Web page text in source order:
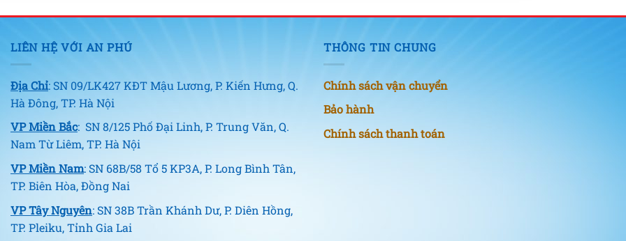
LIÊN HỆ VỚI AN PHÚ
Địa Chỉ: SN 09/LK427 KĐT Mậu Lương, P. Kiến Hưng, Q.
Hà Đông, TP. Hà Nội
VP Miền Bắc: SN 8/125 Phố Đại Linh, P. Trung Văn, Q.
Nam Từ Liêm, TP. Hà Nội
VP Miền Nam: SN 68B/58 Tổ 5 KP3A, P. Long Bình Tân,
TP. Biên Hòa, Đồng Nai
VP Tây Nguyên: SN 38B Trần Khánh Dư, P. Diên Hồng,
TP. Pleiku, Tỉnh Gia Lai
THÔNG TIN CHUNG
Chính sách vận chuyển
Bảo hành
Chính sách thanh toán